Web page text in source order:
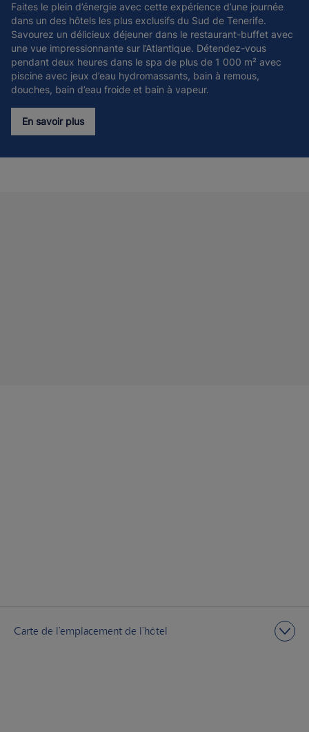
Faites le plein d’énergie avec cette expérience d’une journée
dans un des hôtels les plus exclusifs du Sud de Tenerife.
Savourez un délicieux déjeuner dans le restaurant-buffet avec
une vue impressionnante sur l’Atlantique. Détendez-vous
pendant deux heures dans le spa de plus de 1 000 m² avec
piscine avec jeux d’eau hydromassants, bain à remous,
douches, bain d’eau froide et bain à vapeur.
En savoir plus
Carte de l’emplacement de l’hôtel